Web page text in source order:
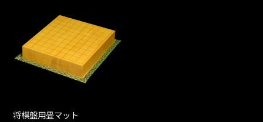
将棋盤用畳マット